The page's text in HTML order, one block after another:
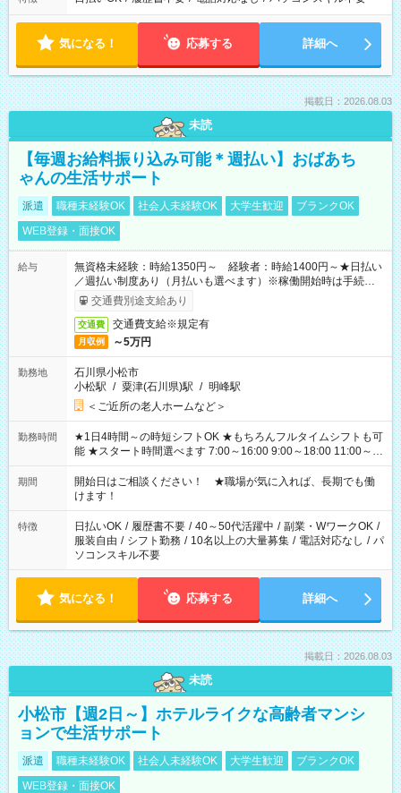
気になる！ 応募する 詳細へ
掲載日：2026.08.03
未読
【毎週お給料振り込み可能＊週払い】おばあち
ゃんの生活サポート
派遣 職種未経験OK 社会人未経験OK 大学生歓迎
ブランクOK
WEB登録・面接OK
給与
無資格未経験：時給1350円～ 経験者：時給1400円～★日払い
／週払い制度あり（月払いも選べます）※稼働開始時は手続き完
了次第のお支払いとなります。
交通費別途支給あり
交通費 交通費支給※規定有
月収例 ～5万円
勤務地
石川県小松市
小松駅 / 粟津(石川県)駅 / 明峰駅
＜ご近所の老人ホームなど＞
勤務時間
★1日4時間～の時短シフトOK ★もちろんフルタイムシフトも可
能 ★スタート時間選べます 7:00～16:00 9:00～18:00 11:00～
20:00 など 残業なし！ ※Wワークの場合、他のお仕事と合わせ
週40時間超の就業はご案内できません ※法令に基づき、週20時
間以上勤務は社会保険への加入対象となります ※労働者派遣法
（日雇い派遣の原則禁止）により、短時間・短期間の就業はご
案内が難しい場合があります
期間
開始日はご相談ください！ ★職場が気に入れば、長期でも働
けます！
特徴 日払いOK / 履歴書不要 / 40～50代活躍中 / 副業・WワークOK /
服装自由 / シフト勤務 / 10名以上の大量募集 / 電話対応なし / パ
ソコンスキル不要
気になる！ 応募する 詳細へ
掲載日：2026.08.03
未読
小松市【週2日～】ホテルライクな高齢者マンシ
ョンで生活サポート
派遣 職種未経験OK 社会人未経験OK 大学生歓迎
ブランクOK
WEB登録・面接OK